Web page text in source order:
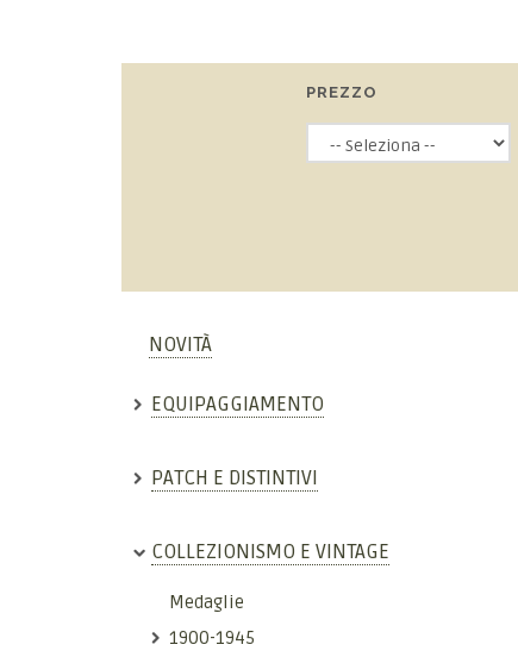
PREZZO
NOVITÀ
EQUIPAGGIAMENTO
PATCH E DISTINTIVI
COLLEZIONISMO E VINTAGE
Medaglie
1900-1945